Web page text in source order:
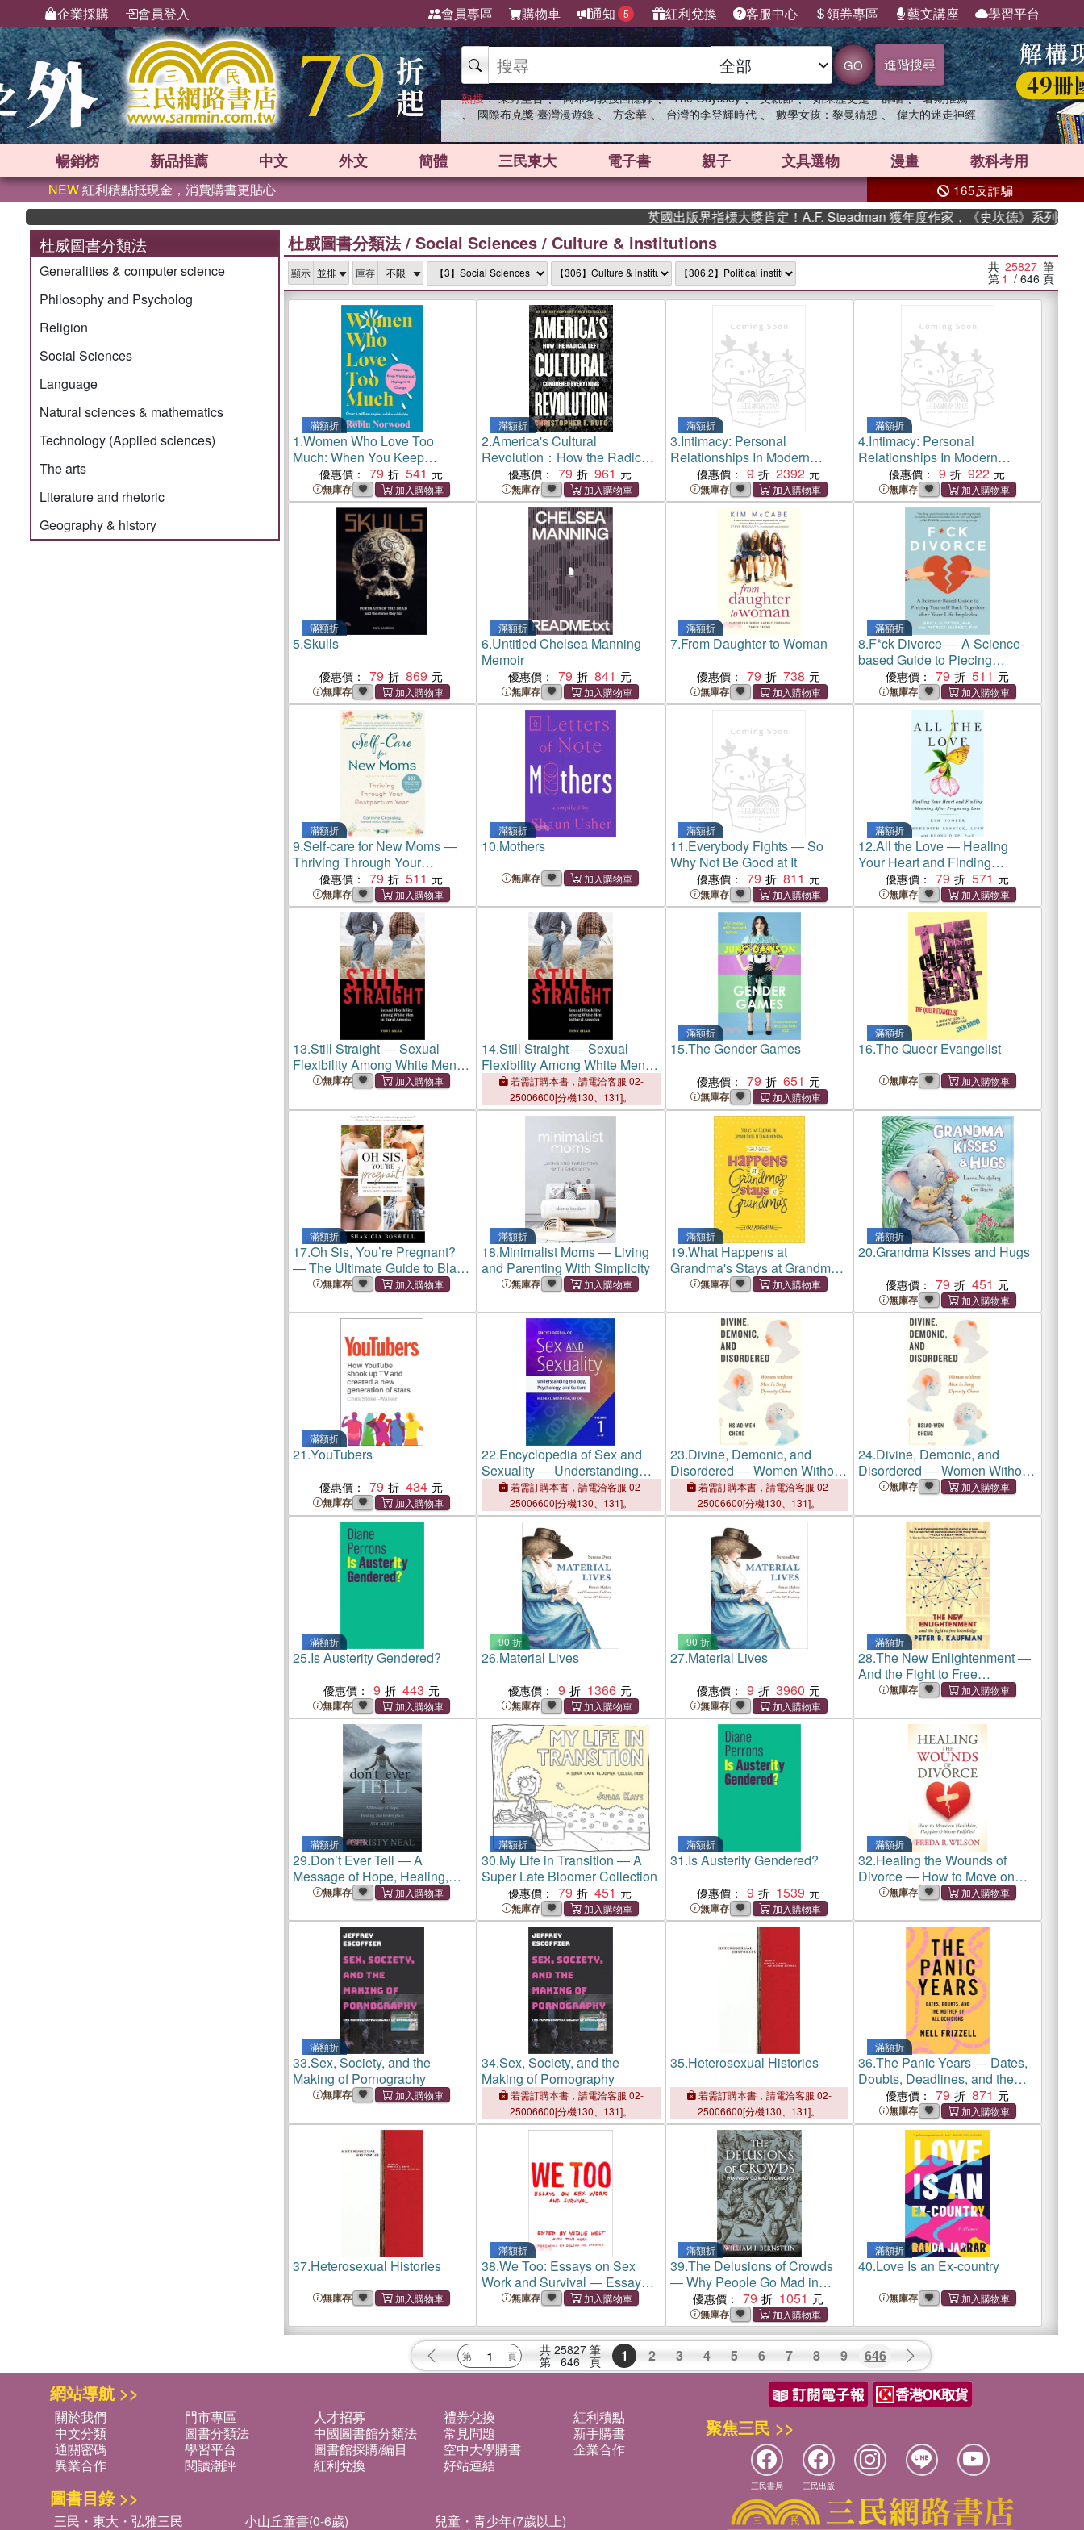
企業採購 會員登入 會員專區 購物車 通知 5 紅利兌換 客服中心 領券專區 藝文講座 學習平台
GO 進階搜尋
熱搜： 東野圭吾 、 高希均教授回憶錄 、 The Odyssey 、 父親節 、 如果歷史是一群喵 、 暑期推薦
、 國際布克獎 臺灣漫遊錄 、 方念華 、 台灣的李登輝時代 、 數學女孩：黎曼猜想 、 偉大的迷走神經
暢銷榜 新品推薦 中文 外文 簡體 三民東大 電子書 親子 文具選物 漫畫 教科考用
NEW紅利積點抵現金，消費購書更貼心 165反詐騙
英國出版界指標大獎肯定！A.F. Steadman 獲年度作家，《史坎德》系列帶你踏上熱血
杜威圖書分類法
Generalities & computer science
Philosophy and Psycholog
Religion
Social Sciences
Language
Natural sciences & mathematics
Technology (Applied sciences)
The arts
Literature and rhetoric
Geography & history
杜威圖書分類法/ Social Sciences / Culture & institutions
顯示 庫存 共 25827 筆
第 1 / 646 頁
滿額折
1.Women Who Love Too
Much: When You Keep
Wishing and Hoping He'll
Change
優惠價： 79 541
無庫存
滿額折
2.America's Cultural
Revolution：How the Radical
Left Conquered Everything
優惠價： 79 961
無庫存
滿額折
3.Intimacy: Personal
Relationships In Modern
Societies
優惠價： 9 2392
無庫存
滿額折
4.Intimacy: Personal
Relationships In Modern
Societies
優惠價： 9 922
無庫存
滿額折
5.Skulls
優惠價： 79 869
無庫存
滿額折
6.Untitled Chelsea Manning
Memoir
優惠價： 79 841
無庫存
滿額折
7.From Daughter to Woman
優惠價： 79 738
無庫存
滿額折
8.F*ck Divorce ― A Science-
based Guide to Piecing
Yourself Back Together After
Your Life Implodes
優惠價： 79 511
無庫存
滿額折
9.Self-care for New Moms ―
Thriving Through Your
Postpartum Year
優惠價： 79 511
無庫存
滿額折
10.Mothers
無庫存
滿額折
11.Everybody Fights ― So
Why Not Be Good at It
優惠價： 79 811
無庫存
滿額折
12.All the Love ― Healing
Your Heart and Finding
Meaning After Pregnancy Loss
優惠價： 79 571
無庫存
13.Still Straight ― Sexual
Flexibility Among White Men in
Rural America
無庫存
14.Still Straight ― Sexual
Flexibility Among White Men in
Rural America
若需訂購本書，請電洽客服 02-
25006600[分機130、131]。
滿額折
15.The Gender Games
優惠價： 79 651
無庫存
滿額折
16.The Queer Evangelist
無庫存
滿額折
17.Oh Sis, You’re Pregnant?
― The Ultimate Guide to Black
Pregnancy & Motherhood
無庫存
滿額折
18.Minimalist Moms ― Living
and Parenting With Simplicity
無庫存
滿額折
19.What Happens at
Grandma's Stays at Grandma's
― Stories That Celebrate the
Grandparenting
無庫存
滿額折
20.Grandma Kisses and Hugs
優惠價： 79 451
無庫存
滿額折
21.YouTubers
優惠價： 79 434
無庫存
22.Encyclopedia of Sex and
Sexuality ― Understanding
Biology, Psychology, and
Culture
若需訂購本書，請電洽客服 02-
25006600[分機130、131]。
23.Divine, Demonic, and
Disordered ― Women Without
Men in Song Dynasty China
若需訂購本書，請電洽客服 02-
25006600[分機130、131]。
24.Divine, Demonic, and
Disordered ― Women Without
Men in Song Dynasty China
無庫存
滿額折
25.Is Austerity Gendered?
優惠價： 9 443
無庫存
90 折
26.Material Lives
優惠價： 9 1366
無庫存
90 折
27.Material Lives
優惠價： 9 3960
無庫存
滿額折
28.The New Enlightenment ―
And the Fight to Free
Knowledge
無庫存
滿額折
29.Don’t Ever Tell ― A
Message of Hope, Healing,
and Redemption After Adultery
無庫存
滿額折
30.My Life in Transition ― A
Super Late Bloomer Collection
優惠價： 79 451
無庫存
滿額折
31.Is Austerity Gendered?
優惠價： 9 1539
無庫存
滿額折
32.Healing the Wounds of
Divorce ― How to Move on
Healthier, Happier, and More
無庫存
滿額折
33.Sex, Society, and the
Making of Pornography
無庫存
34.Sex, Society, and the
Making of Pornography
若需訂購本書，請電洽客服 02-
25006600[分機130、131]。
35.Heterosexual Histories
若需訂購本書，請電洽客服 02-
25006600[分機130、131]。
滿額折
36.The Panic Years ― Dates,
Doubts, Deadlines, and the
Mother of All Decisions
優惠價： 79 871
無庫存
37.Heterosexual Histories
無庫存
滿額折
38.We Too: Essays on Sex
Work and Survival ― Essays
on Sex Work and Survival
無庫存
滿額折
39.The Delusions of Crowds
― Why People Go Mad in
Groups
優惠價： 79 1051
無庫存
滿額折
40.Love Is an Ex-country
無庫存
共 25827 筆
第 646 頁 1 2 3 4 5 6 7 8 9 646
網站導航 >>
關於我們 門市專區 人才招募 禮券兌換
紅利積點
中文分類
圖書分類法 中國圖書館分類法 常見問題
新手購書
通關密碼
學習平台 圖書館採購/編目 空中大學購書
企業合作
異業合作
閱讀潮評 紅利兌換 好站連結
圖書目錄 >>
三民・東大・弘雅三民 小山丘童書(0-6歲) 兒童・青少年(7歲以上)
聚焦三民 >>
三民書局 三民出版